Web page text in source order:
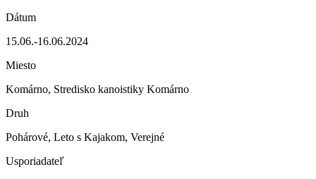
Dátum
15.06.-16.06.2024
Miesto
Komárno, Stredisko kanoistiky Komárno
Druh
Pohárové, Leto s Kajakom, Verejné
Usporiadateľ